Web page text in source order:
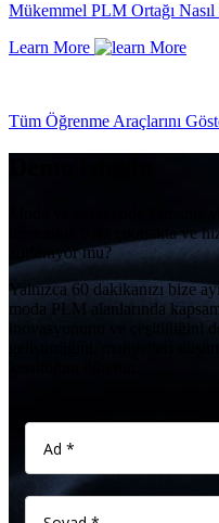
Mükemmel PLM Ortağı
Learn More
Tüm Öğrenme Araçlarını
Moda ve perakende firmanız
devleriyle başa çıkmakta ve
zorlanıyor mu?
Yalnızca 60 dakikanızı bize
moda PLM alanlarında
inovasyonunu ve çeşitliliğini
geliştirdiğini, maliyetleri